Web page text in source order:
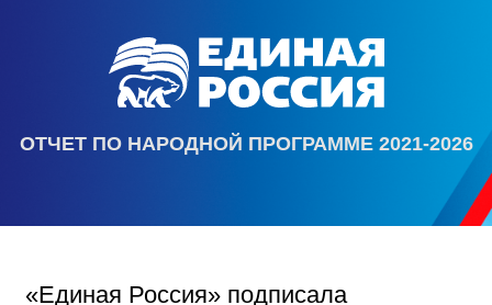
ОТЧЕТ ПО НАРОДНОЙ ПРОГРАММЕ 2021-2026
«Единая Россия» подписала